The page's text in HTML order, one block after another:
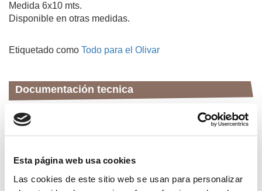
Esta página web usa cookies
Las cookies de este sitio web se usan para personalizar
Medida 6x10 mts.
Disponible en otras medidas.
Etiquetado como Todo para el Olivar
Documentación tecnica